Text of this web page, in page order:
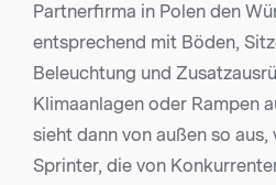
Partnerfirma in Polen den
entsprechend mit Böden,
Beleuchtung und
Klimaanlagen oder Rampen
sieht dann von außen so
Sprinter, die von